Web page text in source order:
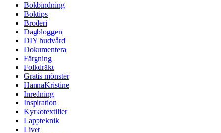
Bokbindning
Boktips
Broderi
Dagbloggen
DIY hudvård
Dokumentera
Färgning
Folkdräkt
Gratis mönster
HannaKristine
Inredning
Inspiration
Kyrkotextilier
Lappteknik
Livet